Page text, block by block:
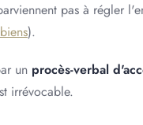
pas à régler
).
un procès-verbal
irrévocable.